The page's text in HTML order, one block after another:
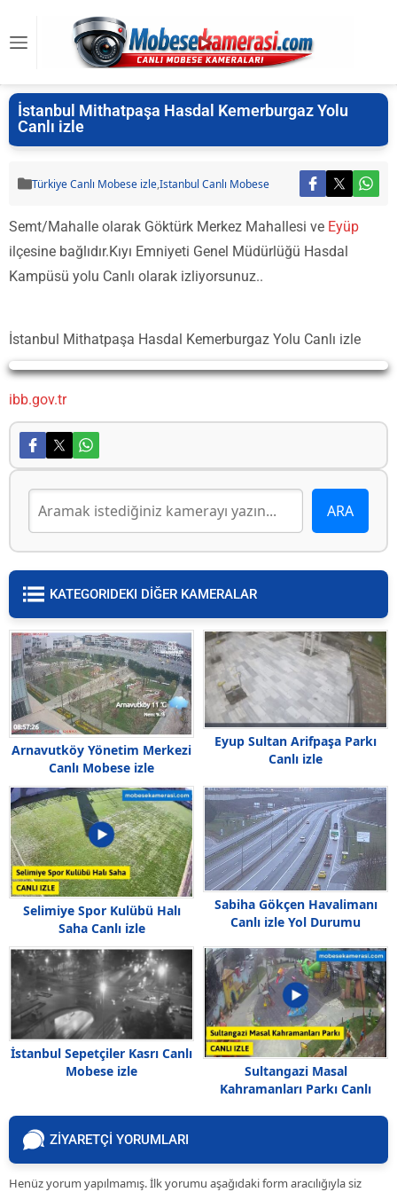
İstanbul Mithatpaşa Hasdal Kemerburgaz Yolu
Canlı izle
Türkiye Canlı Mobese izle,Istanbul Canlı Mobese
Semt/Mahalle olarak Göktürk Merkez Mahallesi ve Eyüp
ilçesine bağlıdır.Kıyı Emniyeti Genel Müdürlüğü Hasdal
Kampüsü yolu Canlı olarak izliyorsunuz..
İstanbul Mithatpaşa Hasdal Kemerburgaz Yolu Canlı izle
Yayın Yükleniyor...
ibb.gov.tr
KATEGORIDEKI DİĞER KAMERALAR
Arnavutköy Yönetim Merkezi
Canlı Mobese izle
Eyup Sultan Arifpaşa Parkı
Canlı izle
Selimiye Spor Kulübü Halı
Saha Canlı izle
Sabiha Gökçen Havalimanı
Canlı izle Yol Durumu
İstanbul Sepetçiler Kasrı Canlı
Mobese izle
Sultangazi Masal
Kahramanları Parkı Canlı
ZİYARETÇİ YORUMLARI
Henüz yorum yapılmamış. İlk yorumu aşağıdaki form aracılığıyla siz